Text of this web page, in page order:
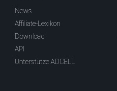
News
Affiliate-Lexikon
Download
API
Unterstütze ADCELL